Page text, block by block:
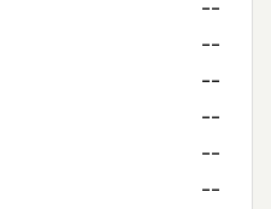
--
--
--
--
--
--